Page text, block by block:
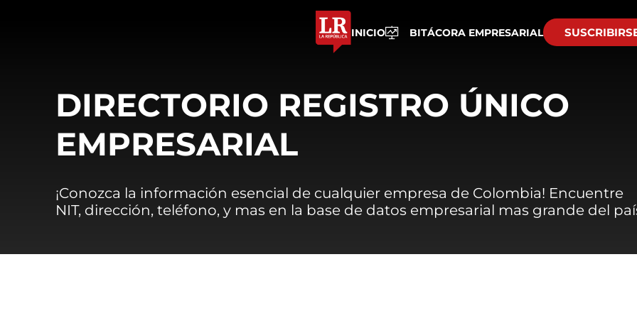
INICIO BITÁCORA EMPRESARIAL
DIRECTORIO REGISTRO ÚNICO
EMPRESARIAL
¡Conozca la información esencial de cualquier empresa de Colombia! Encuentre
NIT, dirección, teléfono, y mas en la base de datos empresarial mas grande del